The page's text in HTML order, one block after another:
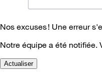
Nos excuses ! Une erreur
Notre équipe a été notifiée.
Actualiser